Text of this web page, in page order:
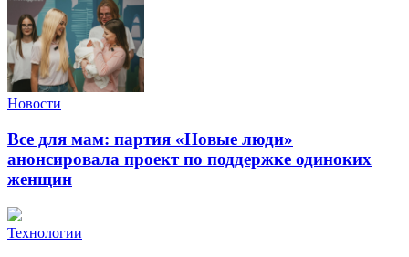
Новости
Все для мам: партия «Новые люди»
анонсировала проект по поддержке одиноких
женщин
Технологии